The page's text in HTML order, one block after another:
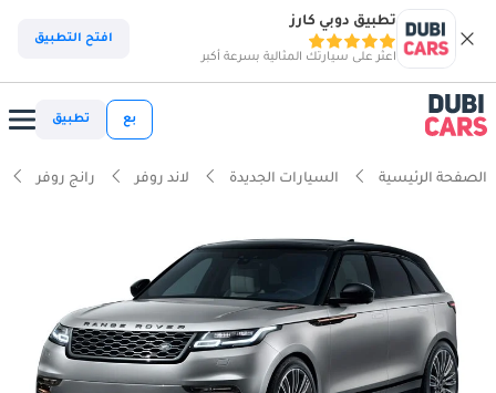
تطبيق دوبي كارز
اعثر على سيارتك المثالية بسرعة أكبر
افتح التطبيق
بع تطبيق
الصفحة الرئيسية السيارات الجديدة لاند روفر رانج روفر